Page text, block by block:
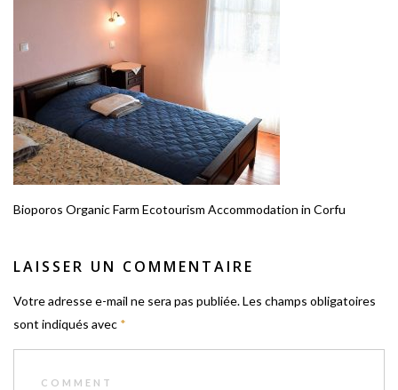
Bioporos Organic Farm Ecotourism Accommodation in Corfu
LAISSER UN COMMENTAIRE
Votre adresse e-mail ne sera pas publiée.Les champs obligatoires
sont indiqués avec *